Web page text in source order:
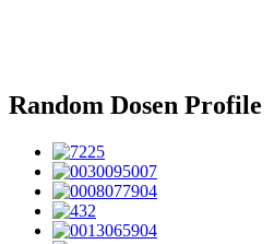
Random Dosen Profile